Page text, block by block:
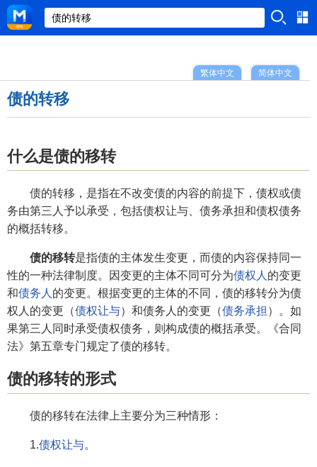
简体中文
繁体中文
债的转移
什么是债的移转
债的转移，是指在不改变债的内容的前提下，债权或债
务由第三人予以承受，包括债权让与、债务承担和债权债务
的概括转移。
债的移转是指债的主体发生变更，而债的内容保持同一
性的一种法律制度。因变更的主体不同可分为债权人 的变更
和债务人 的变更。根据变更的主体的不同，债的移转分为债
权人的变更（债权让与）和债务人的变更（债务承担 ）。如
果第三人同时承受债权债务，则构成债的概括承受。《合同
法》第五章专门规定了债的移转。
债的移转的形式
债的移转在法律上主要分为三种情形：
1.债权让与。